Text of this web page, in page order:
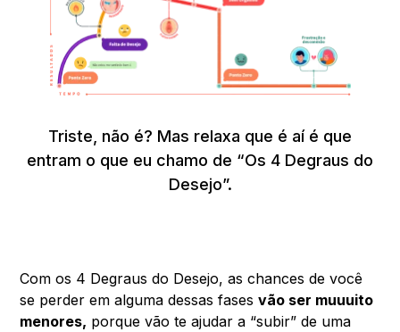
Triste, não é? Mas relaxa que é aí é que
entram o que eu chamo de “Os 4 Degraus do
Desejo”.
Com os 4 Degraus do Desejo, as chances de você
se perder em alguma dessas fasesvão ser muuuito
menores, porque vão te ajudar a “subir” de uma